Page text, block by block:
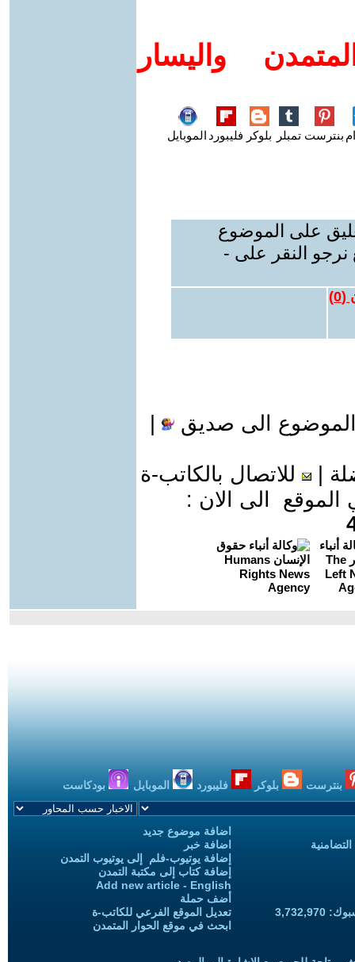
واليسار
بنترست تمبلر بلوكر فليبورد الموبايل
على الموضوع
نرجو النقر على -
(
0
)
الى صديق
للاتصال بالكاتب-ة
الى الان :
بنترست بلوكر فليبورد الموبايل بودكاست
اضافة موضوع جديد
اضافة خبر
إضافة يوتيوب-فلم إلى يوتيوب التمدن
إضافة كتاب إلى مكتبة التمدن
Add new article - English
أضف حملة
تعديل الموقع الفرعي للكاتب-ة
ابحث في موقع الحوار المتمدن